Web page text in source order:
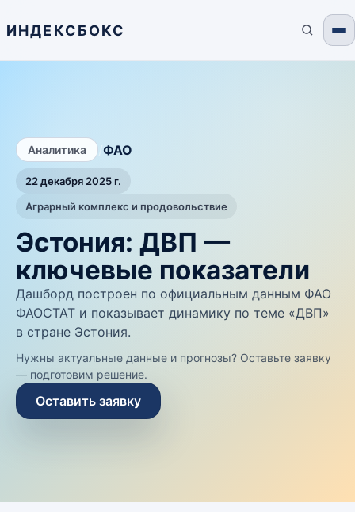
ИНДЕКСБОКС
Аналитика ФАО
22 декабря 2025 г.
Аграрный комплекс и продовольствие
Эстония: ДВП —
ключевые показатели
Дашборд построен по официальным данным ФАО
ФАОСТАТ и показывает динамику по теме «ДВП»
в стране Эстония.
Нужны актуальные данные и прогнозы? Оставьте заявку
— подготовим решение.
Оставить заявку